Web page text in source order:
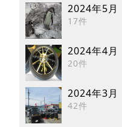
2024年5月
17件
2024年4月
20件
2024年3月
42件